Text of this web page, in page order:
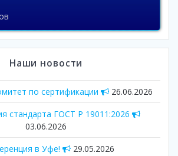
Наши новости
по сертификации
26.06.2026
стандарта ГОСТ Р 19011:2026
03.06.2026
в Уфе!
29.05.2026